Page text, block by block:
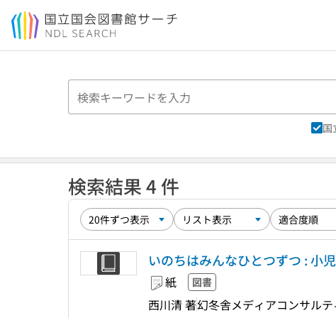
本文へ移動
国
検索結果 4 件
いのちはみんなひとつずつ : 小
紙 図書
西川清 著幻冬舎メディアコンサル